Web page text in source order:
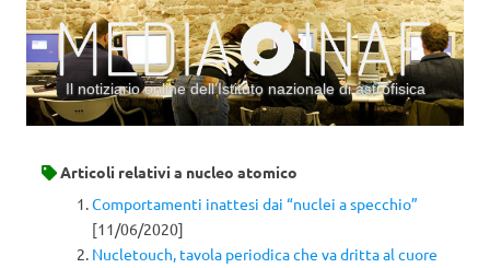
Il notiziario online dell’Istituto nazionale di astrofisica
Articoli relativi a nucleo atomico
Comportamenti inattesi dai “nuclei a specchio”
[11/06/2020]
Nucletouch, tavola periodica che va dritta al cuore